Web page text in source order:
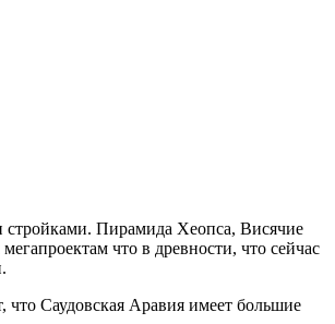
Пирамида Хеопса, Висячие
что в древности, что сейчас
Саудовская Аравия имеет большие